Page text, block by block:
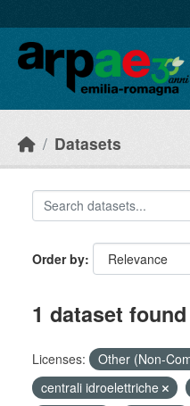
Datasets
Order by
1 dataset found
Licenses: Other (Non-
centrali idroelettriche